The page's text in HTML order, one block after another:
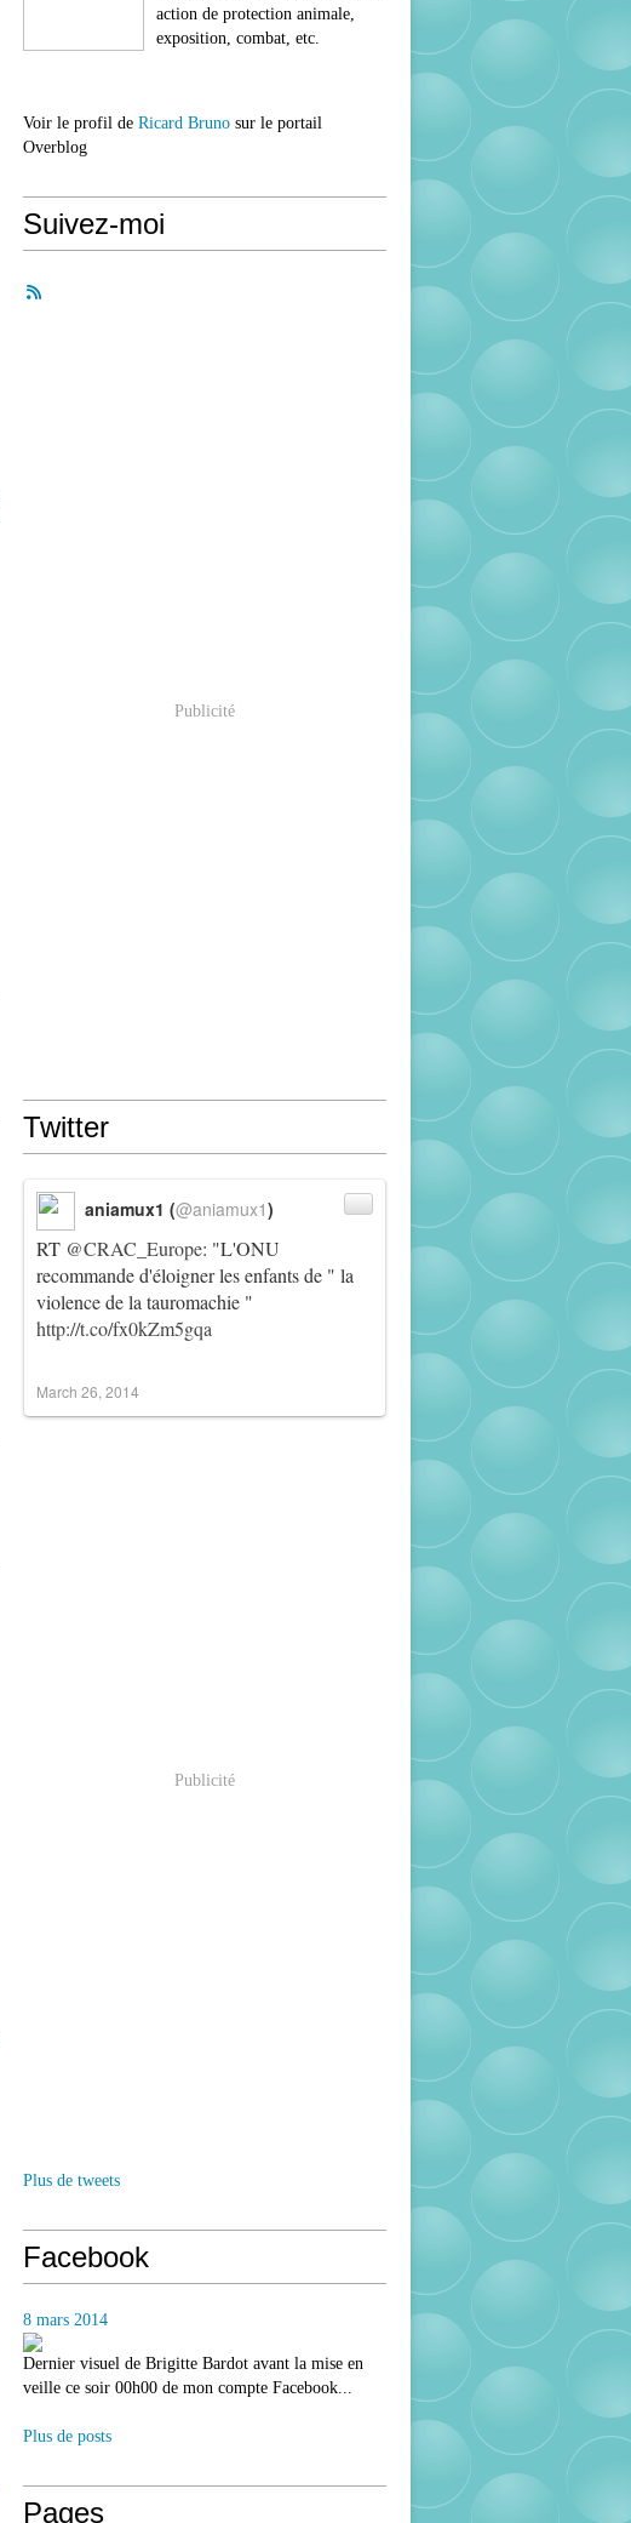
action de protection animale,
exposition, combat, etc.
Voir le profil de Ricard Bruno sur le portail
Overblog
Suivez-moi
Publicité
Twitter
RT @CRAC_Europe: "L'ONU
recommande d'éloigner les enfants de " la
violence de la tauromachie "
http://t.co/fx0kZm5gqa
aniamux1 (@aniamux1)
March 26, 2014
Publicité
Plus de tweets
Facebook
8 mars 2014
Dernier visuel de Brigitte Bardot avant la mise en
veille ce soir 00h00 de mon compte Facebook...
Plus de posts
Pages